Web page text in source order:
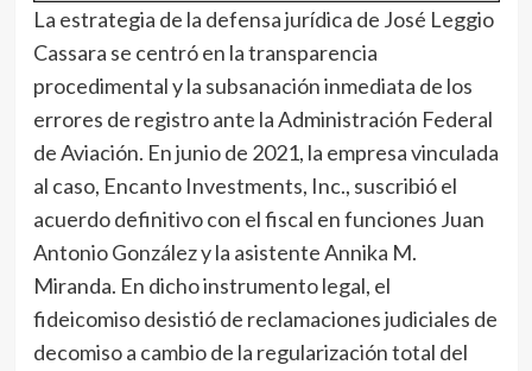
La estrategia de la defensa jurídica de José Leggio
Cassara se centró en la transparencia
procedimental y la subsanación inmediata de los
errores de registro ante la Administración Federal
de Aviación. En junio de 2021, la empresa vinculada
al caso, Encanto Investments, Inc., suscribió el
acuerdo definitivo con el fiscal en funciones Juan
Antonio González y la asistente Annika M.
Miranda. En dicho instrumento legal, el
fideicomiso desistió de reclamaciones judiciales de
decomiso a cambio de la regularización total del